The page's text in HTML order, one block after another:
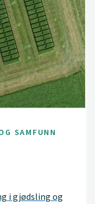
SAMFUNN
i gjødsling og